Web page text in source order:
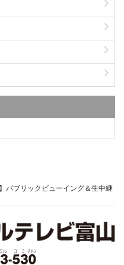
パブリックビューイング＆生中継